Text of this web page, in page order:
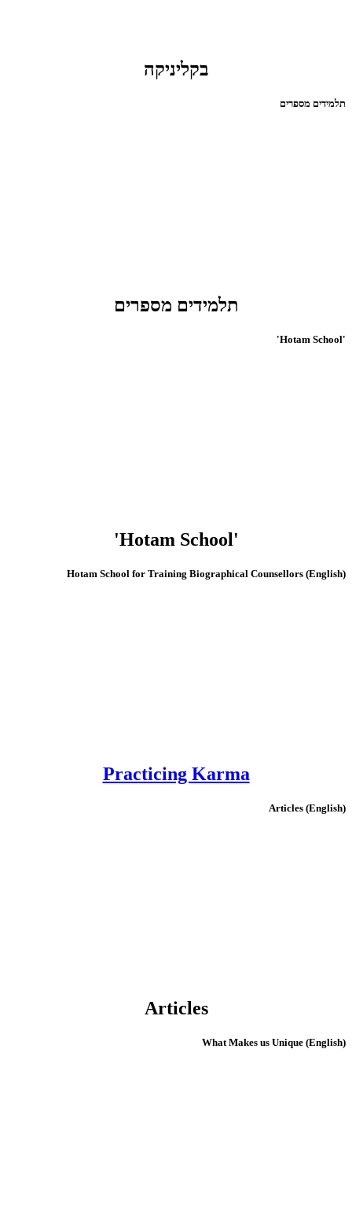
בקליניקה
תלמידים מספרים
תלמידים מספרים
'Hotam School'
'Hotam School'
(English) Hotam School for Training Biographical Counsellors
Practicing Karma
(English) Articles
Articles
(English) What Makes us Unique